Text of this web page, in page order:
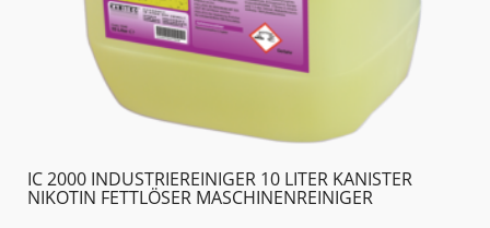
IC 2000 INDUSTRIEREINIGER 10 LITER KANISTER
NIKOTIN FETTLÖSER MASCHINENREINIGER